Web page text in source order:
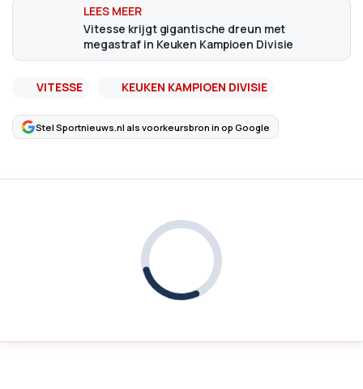
Vitesse krijgt gigantische dreun met
megastraf in Keuken Kampioen Divisie
VITESSE KEUKEN KAMPIOEN DIVISIE
Stel Sportnieuws.nl als voorkeursbron in op Google